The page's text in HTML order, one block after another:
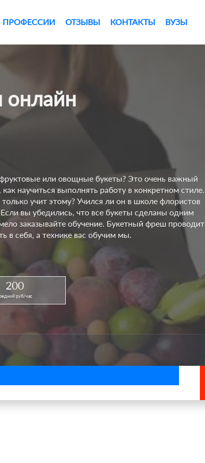
ПРОФЕССИИ ОТЗЫВЫ КОНТАКТЫ ВУЗЫ
онлайн
или овощные букеты? Это очень важный
научиться выполнять работу в конкретном стиле.
учит этому? Учился ли он в школе флористов
вы убедились, что все букеты сделаны одним
заказывайте обучение. Букетный фреш проводит
в себя, а технике вас обучим мы.
200
руб/час